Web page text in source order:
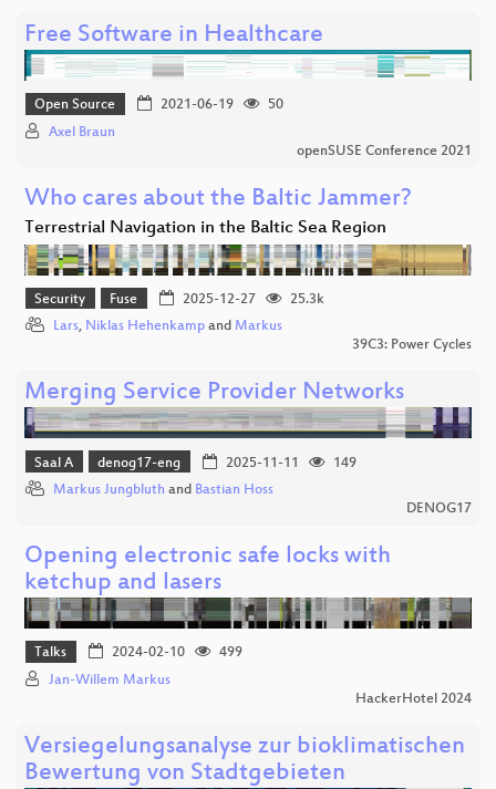
Free Software in Healthcare
Open Source 2021-06-19
50
Axel Braun
openSUSE Conference 2021
Who cares about the Baltic Jammer?
Terrestrial Navigation in the Baltic Sea Region
Security Fuse 2025-12-27
25.3k
Lars, Niklas Hehenkamp and Markus
39C3: Power Cycles
Merging Service Provider Networks
Saal A denog17-eng 2025-11-11
149
Markus Jungbluth and Bastian Hoss
DENOG17
Opening electronic safe locks with
ketchup and lasers
Talks 2024-02-10
499
Jan-Willem Markus
HackerHotel 2024
Versiegelungsanalyse zur bioklimatischen
Bewertung von Stadtgebieten